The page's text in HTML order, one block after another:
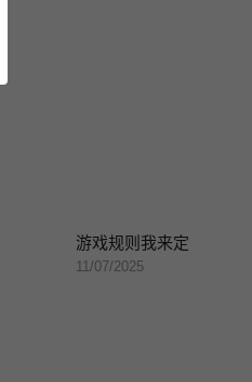
游戏规则我来定
11/07/2025